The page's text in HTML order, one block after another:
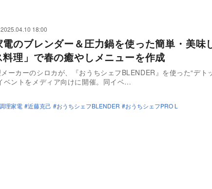
2025.04.10 18:00
のブレンダー＆圧力鍋を使った簡単・美味
料理」で春の癒やしメニューを作成
ーカーのシロカが、『おうちシェフBLENDER』を使った“デト
ベントをメディア向けに開催。同イベ…
理家電 近藤克己 おうちシェフBLENDER おうちシェフPRO L